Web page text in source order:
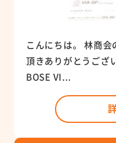
こんにちは。 林商
頂きありがとうござ
BOSE VI...